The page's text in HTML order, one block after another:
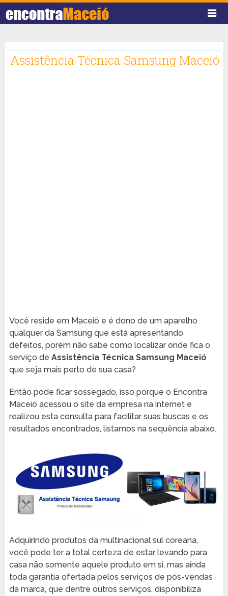
Assistência Técnica Samsung Maceió
Você reside em Maceió e é dono de um aparelho
qualquer da Samsung que está apresentando
defeitos, porém não sabe como localizar onde fica o
serviço de Assistência Técnica Samsung Maceió
que seja mais perto de sua casa?
Então pode ficar sossegado, isso porque o Encontra
Maceió acessou o site da empresa na internet e
realizou esta consulta para facilitar suas buscas e os
resultados encontrados, listamos na sequência abaixo.
Adquirindo produtos da multinacional sul coreana,
você pode ter a total certeza de estar levando para
casa não somente aquele produto em si, mas ainda
toda garantia ofertada pelos serviços de pós-vendas
da marca, que dentre outros serviços, disponibiliza